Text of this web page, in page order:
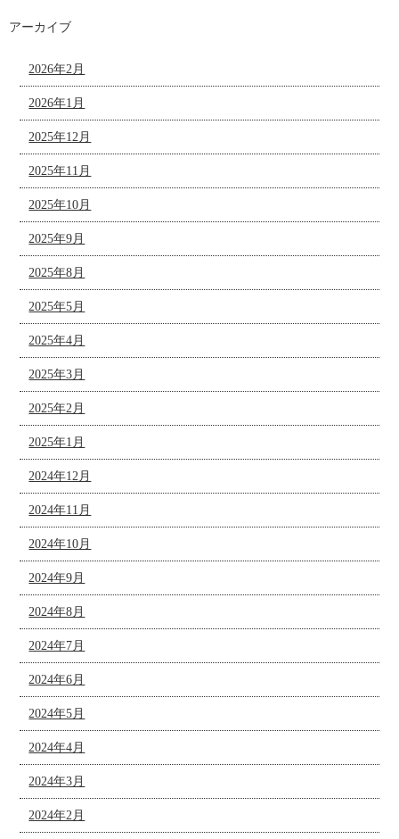
アーカイブ
2026年2月
2026年1月
2025年12月
2025年11月
2025年10月
2025年9月
2025年8月
2025年5月
2025年4月
2025年3月
2025年2月
2025年1月
2024年12月
2024年11月
2024年10月
2024年9月
2024年8月
2024年7月
2024年6月
2024年5月
2024年4月
2024年3月
2024年2月